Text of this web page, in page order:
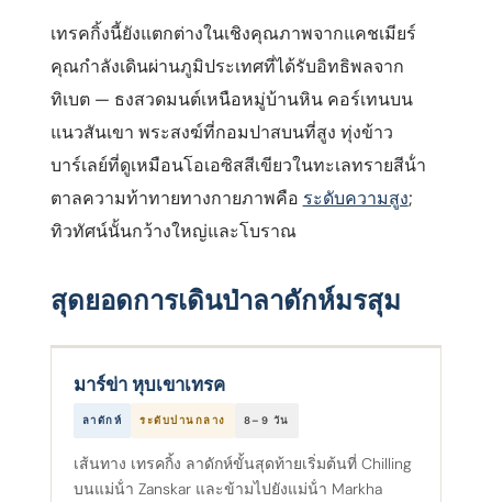
เทรคกิ้งนี้ยังแตกต่างในเชิงคุณภาพจากแคชเมียร์
คุณกําลังเดินผ่านภูมิประเทศที่ได้รับอิทธิพลจาก
ทิเบต — ธงสวดมนต์เหนือหมู่บ้านหิน คอร์เทนบน
แนวสันเขา พระสงฆ์ที่กอมปาสบนที่สูง ทุ่งข้าว
บาร์เลย์ที่ดูเหมือนโอเอซิสสีเขียวในทะเลทรายสีน้ํา
ตาลความท้าทายทางกายภาพคือ ระดับความสูง;
ทิวทัศน์นั้นกว้างใหญ่และโบราณ
สุดยอดการเดินป่าลาดักห์มรสุม
มาร์ข่า หุบเขาเทรค
ลาดักห์ ระดับปานกลาง 8–9 วัน
เส้นทาง เทรคกิ้ง ลาดักห์ขั้นสุดท้ายเริ่มต้นที่ Chilling
บนแม่น้ํา Zanskar และข้ามไปยังแม่น้ํา Markha